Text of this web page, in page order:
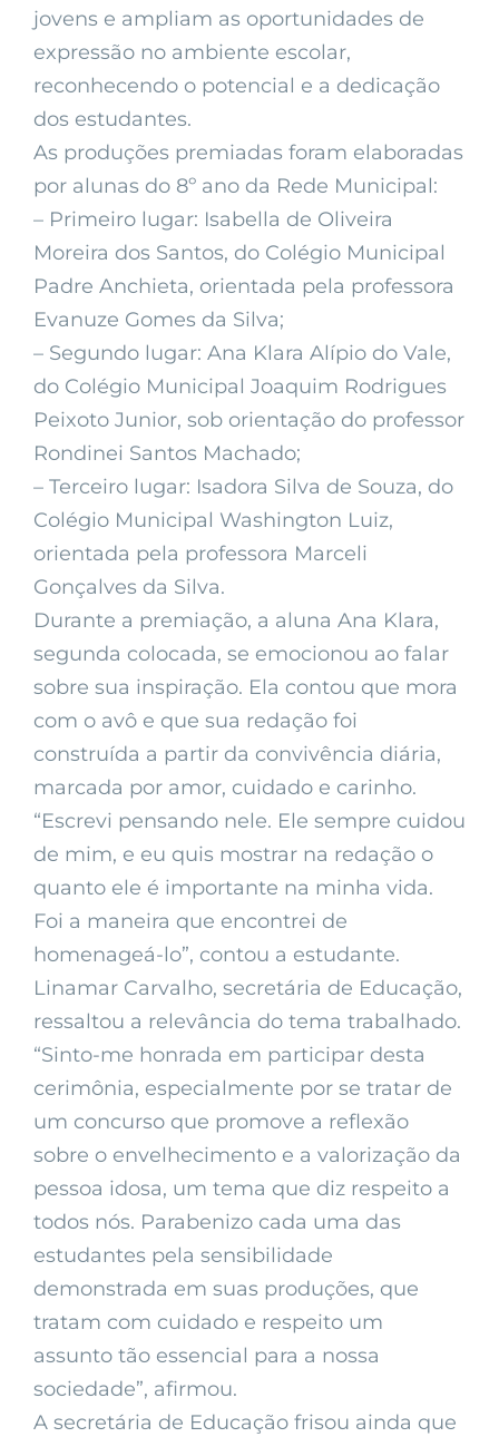
jovens e ampliam as oportunidades de
expressão no ambiente escolar,
reconhecendo o potencial e a dedicação
dos estudantes.
As produções premiadas foram elaboradas
por alunas do 8º ano da Rede Municipal:
– Primeiro lugar: Isabella de Oliveira
Moreira dos Santos, do Colégio Municipal
Padre Anchieta, orientada pela professora
Evanuze Gomes da Silva;
– Segundo lugar: Ana Klara Alípio do Vale,
do Colégio Municipal Joaquim Rodrigues
Peixoto Junior, sob orientação do professor
Rondinei Santos Machado;
– Terceiro lugar: Isadora Silva de Souza, do
Colégio Municipal Washington Luiz,
orientada pela professora Marceli
Gonçalves da Silva.
Durante a premiação, a aluna Ana Klara,
segunda colocada, se emocionou ao falar
sobre sua inspiração. Ela contou que mora
com o avô e que sua redação foi
construída a partir da convivência diária,
marcada por amor, cuidado e carinho.
“Escrevi pensando nele. Ele sempre cuidou
de mim, e eu quis mostrar na redação o
quanto ele é importante na minha vida.
Foi a maneira que encontrei de
homenageá-lo”, contou a estudante.
Linamar Carvalho, secretária de Educação,
ressaltou a relevância do tema trabalhado.
“Sinto-me honrada em participar desta
cerimônia, especialmente por se tratar de
um concurso que promove a reflexão
sobre o envelhecimento e a valorização da
pessoa idosa, um tema que diz respeito a
todos nós. Parabenizo cada uma das
estudantes pela sensibilidade
demonstrada em suas produções, que
tratam com cuidado e respeito um
assunto tão essencial para a nossa
sociedade”, afirmou.
A secretária de Educação frisou ainda que